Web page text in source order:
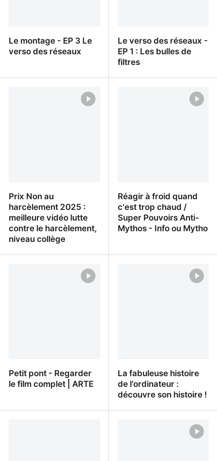
Le montage - EP 3 Le
verso des réseaux
Le verso des réseaux -
EP 1 : Les bulles de
filtres
EP 1 : Les bulles de
Prix Non au
harcèlement 2025 :
meilleure vidéo lutte
contre le harcèlement,
niveau collège
2025 : meilleure vidéo
Réagir à froid quand
c'est trop chaud /
Super Pouvoirs Anti-
Mythos - Info ou Mytho
c'est trop chaud / Super
Pouvoirs Anti-Mythos -
Petit pont - Regarder
le film complet | ARTE
La fabuleuse histoire
de l’ordinateur :
découvre son histoire !
l’ordinateur : découvre